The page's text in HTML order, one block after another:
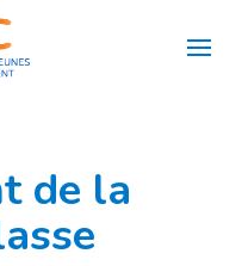
de la